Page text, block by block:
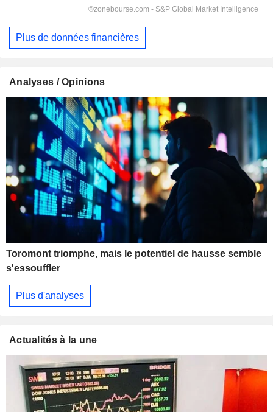
Plus de données financières
Analyses / Opinions
Toromont triomphe, mais le potentiel de hausse semble
s'essouffler
Plus d'analyses
Actualités à la une